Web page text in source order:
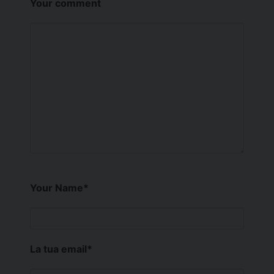
Your comment
Your Name*
La tua email*